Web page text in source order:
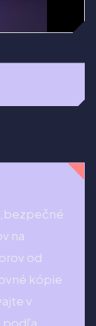
na
od
kópie
v
podľa